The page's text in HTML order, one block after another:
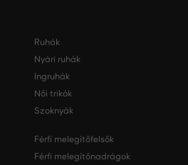
Ruhák
Nyári ruhák
Ingruhák
Női trikók
Szoknyák
Férfi melegítőfelsők
Férfi melegítőnadrágok